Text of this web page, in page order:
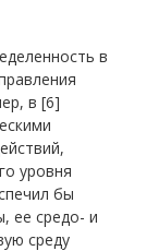
в
в [6]
уровня
бы
ее средо- и
среду